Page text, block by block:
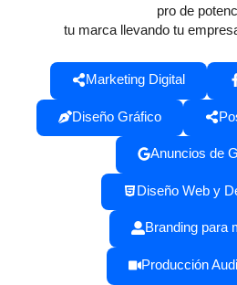
pro de
tu marca llevando tu
Marketing Digital
Diseño Gráfico
Anuncios de
Diseño Web y
Branding para
Producción